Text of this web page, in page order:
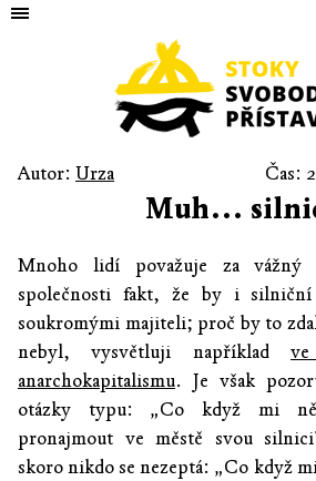
Autor: Urza Čas:
Muh…
Mnoho lidí považuje za vážný
společnosti fakt, že by i
soukromými majiteli; proč by to
nebyl, vysvětluji například
anarchokapitalismu. Je však
otázky typu: „Co když mi
pronajmout ve městě svou
skoro nikdo se nezeptá: „Co když